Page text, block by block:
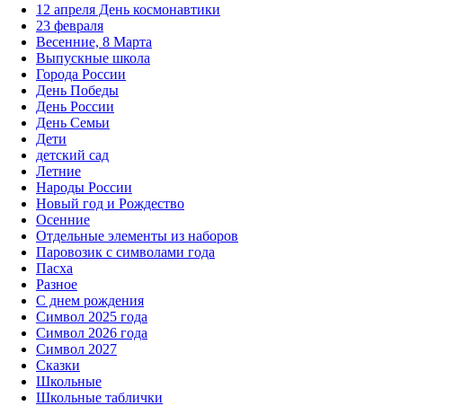
12 апреля День космонавтики
23 февраля
Весенние, 8 Марта
Выпускные школа
Города России
День Победы
День России
День Семьи
Дети
детский сад
Летние
Народы России
Новый год и Рождество
Осенние
Отдельные элементы из наборов
Паровозик с символами года
Пасха
Разное
С днем рождения
Символ 2025 года
Символ 2026 года
Символ 2027
Сказки
Школьные
Школьные таблички